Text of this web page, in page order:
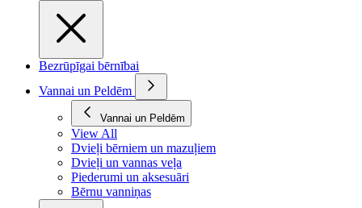
Bezrūpīgai bērnībai
Vannai un Peldēm
Vannai un Peldēm
View All
Dvieļi bērniem un mazuļiem
Dvieļi un vannas veļa
Piederumi un aksesuāri
Bērnu vanniņas